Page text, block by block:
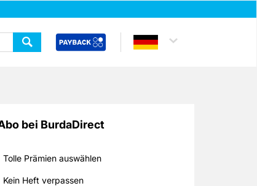
bei BurdaDirect
Tolle Prämien auswählen
Kein Heft verpassen